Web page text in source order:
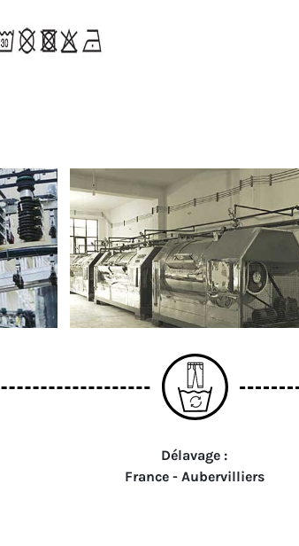
Délavage :
France - Aubervilliers